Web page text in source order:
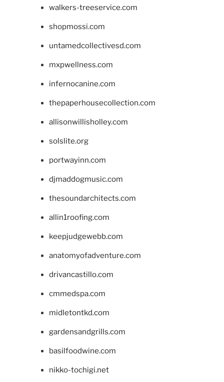
walkers-treeservice.com
shopmossi.com
untamedcollectivesd.com
mxpwellness.com
infernocanine.com
thepaperhousecollection.com
allisonwillisholley.com
solslite.org
portwayinn.com
djmaddogmusic.com
thesoundarchitects.com
allin1roofing.com
keepjudgewebb.com
anatomyofadventure.com
drivancastillo.com
cmmedspa.com
midletontkd.com
gardensandgrills.com
basilfoodwine.com
nikko-tochigi.net